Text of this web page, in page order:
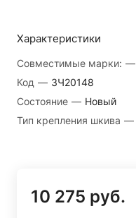
Характеристики
Совместимые марки: —
Код — ЗЧ20148
Состояние — Новый
Тип крепления шкива —
10 275 руб.